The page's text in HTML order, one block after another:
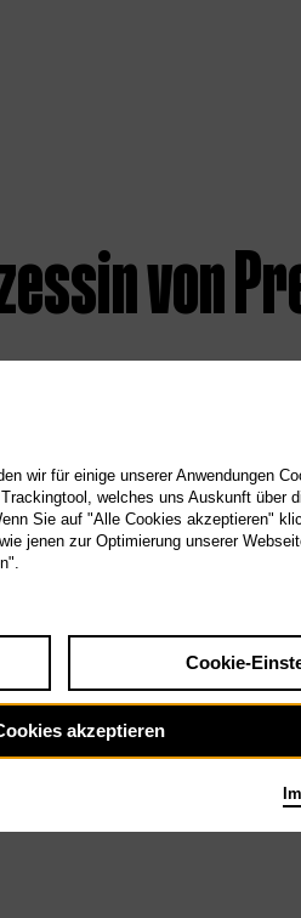
von
wir für einige unserer Anwendungen
welches uns Auskunft über
Sie auf "Alle Cookies akzeptieren"
jenen zur Optimierung unserer
Cookie-
akzeptieren